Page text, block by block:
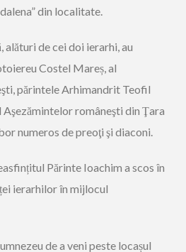
din localitate.
alături de cei doi ierarhi, au
Costel Mareș, al
părintele Arhimandrit Teofil
româneşti din Ţara
numeros de preoţi şi diaconi.
Părinte Ioachim a scos în
ierarhilor în mijlocul
de a veni peste locașul